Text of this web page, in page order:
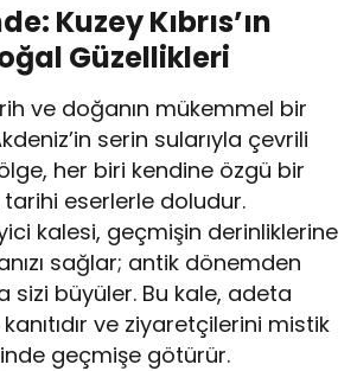
Kuzey Kıbrıs’ın
Güzellikleri
ve doğanın mükemmel bir
serin sularıyla çevrili
her biri kendine özgü bir
eserlerle doludur.
kalesi, geçmişin derinliklerine
sağlar; antik dönemden
sizi büyüler. Bu kale, adeta
ve ziyaretçilerini mistik
geçmişe götürür.